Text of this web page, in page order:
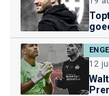
12